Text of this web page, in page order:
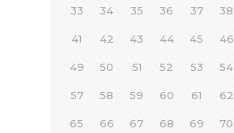
33 34 35 36 37 38
41 42 43 44 45 46
49 50 51 52 53 54
57 58 59 60 61 62
65 66 67 68 69 70